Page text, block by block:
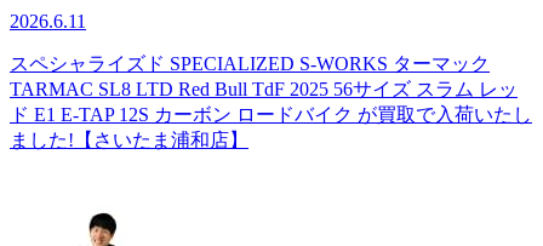
2026.6.11
スペシャライズド SPECIALIZED S-WORKS ターマック
TARMAC SL8 LTD Red Bull TdF 2025 56サイズ スラム レッ
ド E1 E-TAP 12S カーボン ロードバイク が買取で入荷いたし
ました!【さいたま浦和店】